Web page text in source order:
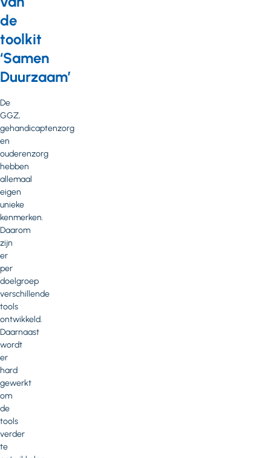
de
toolkit
‘Samen
Duurzaam’
De
GGZ,
gehandicaptenzorg
en
ouderenzorg
hebben
allemaal
eigen
unieke
kenmerken.
Daarom
zijn
er
per
doelgroep
verschillende
tools
ontwikkeld.
Daarnaast
wordt
er
hard
gewerkt
om
de
tools
verder
te